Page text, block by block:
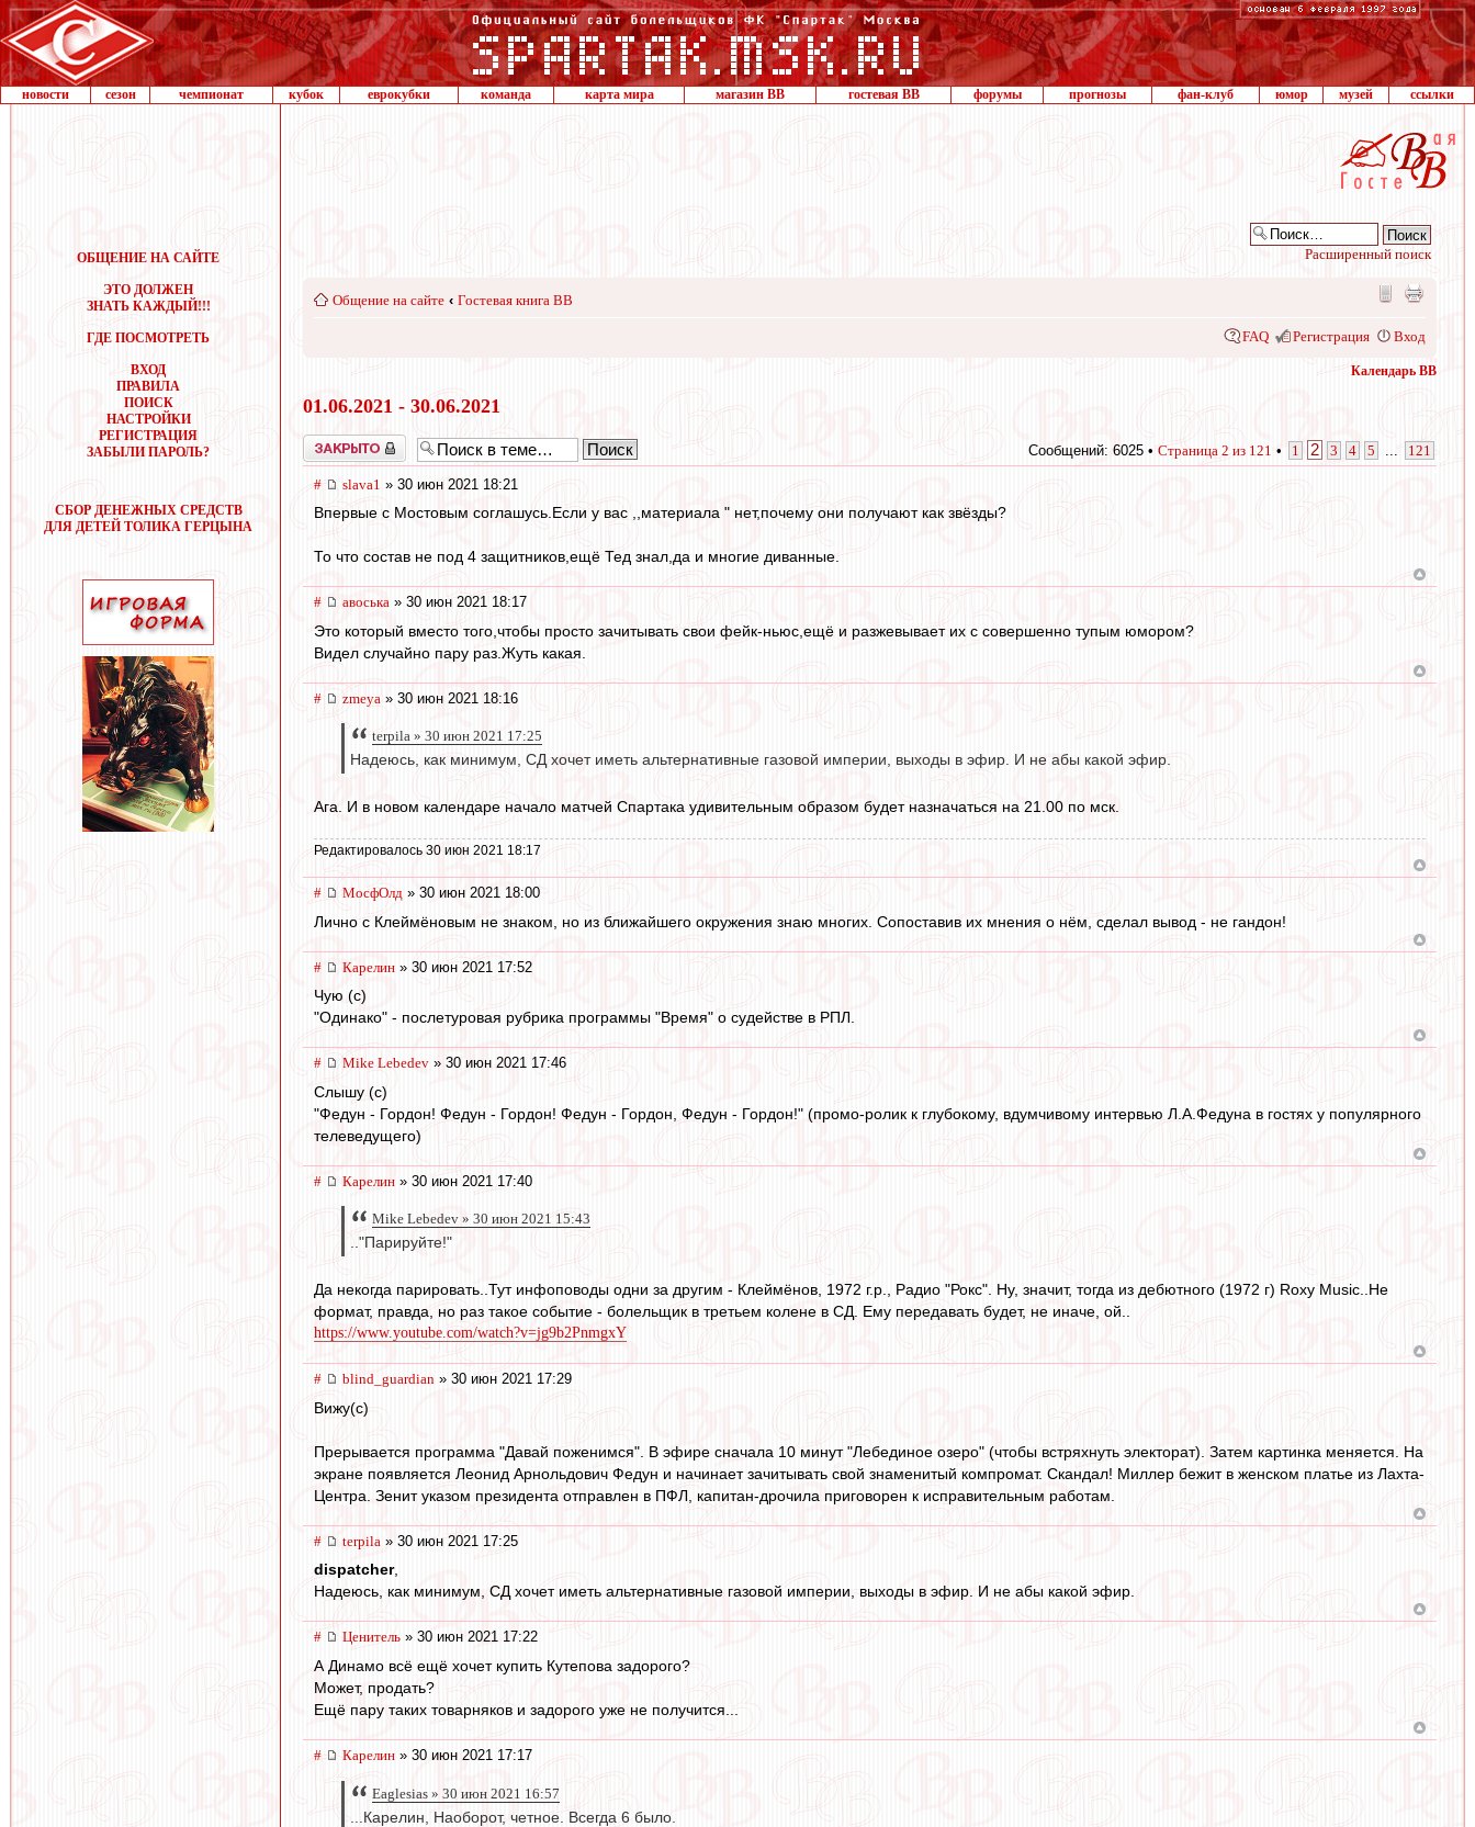
новости сезон чемпионат кубок еврокубки команда карта мира магазин ВВ гостевая ВВ форумы прогнозы фан-клуб юмор музей ссылки
ОБЩЕНИЕ НА САЙТЕ
ЭТО ДОЛЖЕН
ЗНАТЬ КАЖДЫЙ!!!
ГДЕ ПОСМОТРЕТЬ
ВХОД
ПРАВИЛА
ПОИСК
НАСТРОЙКИ
РЕГИСТРАЦИЯ
ЗАБЫЛИ ПАРОЛЬ?
СБОР ДЕНЕЖНЫХ СРЕДСТВ
ДЛЯ ДЕТЕЙ ТОЛИКА ГЕРЦЫНА
Расширенный поиск
Общение на сайте ‹ Гостевая книга ВВ
FAQ Регистрация Вход
Календарь ВВ
01.06.2021 - 30.06.2021
Закрыто Сообщений: 6025 • Страница 2 из 121 • 1 2 3 4 5 121
# slava1 » 30 июн 2021 18:21
Впервые с Мостовым соглашусь.Если у вас ,,материала " нет,почему они получают как звёзды?
То что состав не под 4 защитников,ещё Тед знал,да и многие диванные.
# авоська » 30 июн 2021 18:17
Это который вместо того,чтобы просто зачитывать свои фейк-ньюс,ещё и разжевывает их с совершенно тупым юмором?
Видел случайно пару раз.Жуть какая.
# zmeya » 30 июн 2021 18:16
terpila » 30 июн 2021 17:25
Надеюсь, как минимум, СД хочет иметь альтернативные газовой империи, выходы в эфир. И не абы какой эфир.
Ага. И в новом календаре начало матчей Спартака удивительным образом будет назначаться на 21.00 по мск.
Редактировалось 30 июн 2021 18:17
# МосфОлд » 30 июн 2021 18:00
Лично с Клеймёновым не знаком, но из ближайшего окружения знаю многих. Сопоставив их мнения о нём, сделал вывод - не гандон!
# Карелин » 30 июн 2021 17:52
Чую (с)
"Одинако" - послетуровая рубрика программы "Время" о судействе в РПЛ.
# Mike Lebedev » 30 июн 2021 17:46
Слышу (с)
"Федун - Гордон! Федун - Гордон! Федун - Гордон, Федун - Гордон!" (промо-ролик к глубокому, вдумчивому интервью Л.А.Федуна в гостях у популярного
телеведущего)
# Карелин » 30 июн 2021 17:40
Mike Lebedev » 30 июн 2021 15:43
.."Парируйте!"
Да некогда парировать..Тут инфоповоды одни за другим - Клеймёнов, 1972 г.р., Радио "Рокс". Ну, значит, тогда из дебютного (1972 г) Roxy Music..Не
формат, правда, но раз такое событие - болельщик в третьем колене в СД. Ему передавать будет, не иначе, ой..
https://www.youtube.com/watch?v=jg9b2PnmgxY
# blind_guardian » 30 июн 2021 17:29
Вижу(с)
Прерывается программа "Давай поженимся". В эфире сначала 10 минут "Лебединое озеро" (чтобы встряхнуть электорат). Затем картинка меняется. На
экране появляется Леонид Арнольдович Федун и начинает зачитывать свой знаменитый компромат. Скандал! Миллер бежит в женском платье из Лахта-
Центра. Зенит указом президента отправлен в ПФЛ, капитан-дрочила приговорен к исправительным работам.
# terpila » 30 июн 2021 17:25
dispatcher,
Надеюсь, как минимум, СД хочет иметь альтернативные газовой империи, выходы в эфир. И не абы какой эфир.
# Ценитель » 30 июн 2021 17:22
А Динамо всё ещё хочет купить Кутепова задорого?
Может, продать?
Ещё пару таких товарняков и задорого уже не получится...
# Карелин » 30 июн 2021 17:17
Eaglesias » 30 июн 2021 16:57
...Карелин, Наоборот, четное. Всегда 6 было.